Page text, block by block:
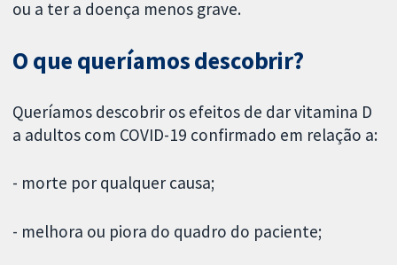
ou a ter a doença menos grave.
O que queríamos descobrir?
Queríamos descobrir os efeitos de dar vitamina D
a adultos com COVID-19 confirmado em relação a:
- morte por qualquer causa;
- melhora ou piora do quadro do paciente;